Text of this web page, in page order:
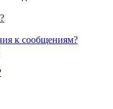
к сообщениям?